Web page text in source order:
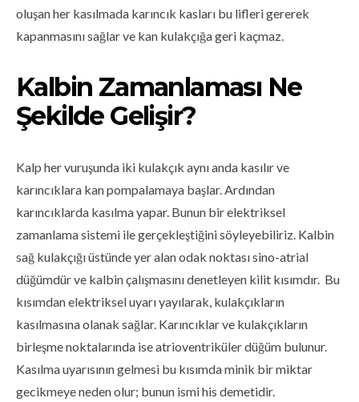
oluşan her kasılmada karıncık kasları bu lifleri gererek
kapanmasını sağlar ve kan kulakçığa geri kaçmaz.
Kalbin Zamanlaması Ne
Şekilde Gelişir?
Kalp her vuruşunda iki kulakçık aynı anda kasılır ve
karıncıklara kan pompalamaya başlar. Ardından
karıncıklarda kasılma yapar. Bunun bir elektriksel
zamanlama sistemi ile gerçekleştiğini söyleyebiliriz. Kalbin
sağ kulakçığı üstünde yer alan odak noktası sino-atrial
düğümdür ve kalbin çalışmasını denetleyen kilit kısımdır. Bu
kısımdan elektriksel uyarı yayılarak, kulakçıkların
kasılmasına olanak sağlar. Karıncıklar ve kulakçıkların
birleşme noktalarında ise atrioventriküler düğüm bulunur.
Kasılma uyarısının gelmesi bu kısımda minik bir miktar
gecikmeye neden olur; bunun ismi his demetidir.